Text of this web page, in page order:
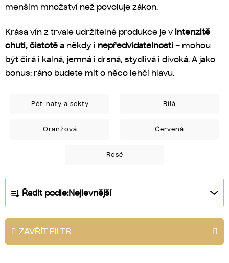
menším množství než povoluje zákon.
Krása vín z trvale udržitelné produkce je v intenzitě
chuti, čistotě a někdy i nepředvídatelnosti – mohou
být čirá i kalná, jemná i drsná, stydlivá i divoká. A jako
bonus: ráno budete mít o něco lehčí hlavu.
Pét-naty a sekty Bílá
Oranžová Červená
Rosé
a
z
e
n
Řadit podle:Nejlevnější
ZAVŘÍT FILTR